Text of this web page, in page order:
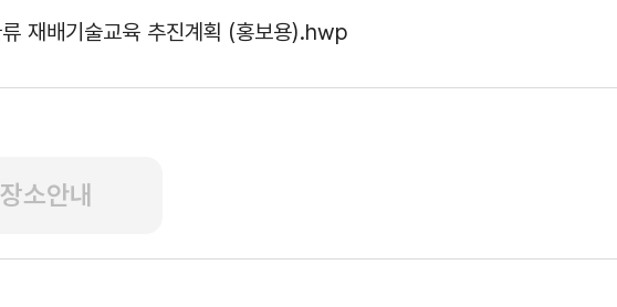
재배기술교육 추진계획 (홍보용).hwp
장소안내